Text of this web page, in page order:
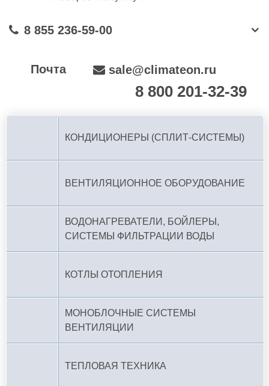
8 855 236-59-00
Почта sale@climateon.ru
8 800 201-32-39
КОНДИЦИОНЕРЫ (СПЛИТ-СИСТЕМЫ)
ВЕНТИЛЯЦИОННОЕ ОБОРУДОВАНИЕ
ВОДОНАГРЕВАТЕЛИ, БОЙЛЕРЫ,
СИСТЕМЫ ФИЛЬТРАЦИИ ВОДЫ
КОТЛЫ ОТОПЛЕНИЯ
МОНОБЛОЧНЫЕ СИСТЕМЫ
ВЕНТИЛЯЦИИ
ТЕПЛОВАЯ ТЕХНИКА